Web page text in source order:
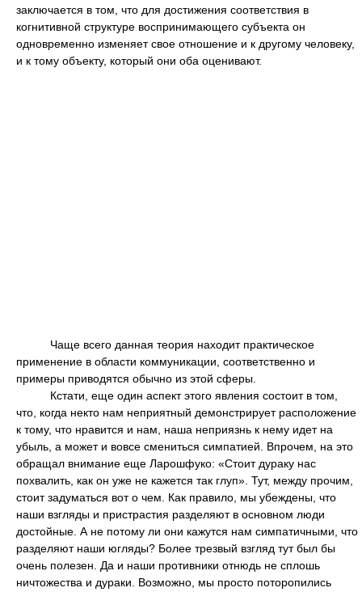
заключается в том, что для достижения соответствия в
когнитивной структуре воспринимающего субъекта он
одновременно изменяет свое отношение и к другому человеку,
и к тому объекту, который они оба оценивают.
Чаще всего данная теория находит практическое
применение в области коммуникации, соответственно и
примеры приводятся обычно из этой сферы.
Кстати, еще один аспект этого явления состоит в том,
что, когда некто нам неприятный демонстрирует расположение
к тому, что нравится и нам, наша неприязнь к нему идет на
убыль, а может и вовсе смениться симпатией. Впрочем, на это
обращал внимание еще Ларошфуко: «Стоит дураку нас
похвалить, как он уже не кажется так глуп». Тут, между прочим,
стоит задуматься вот о чем. Как правило, мы убеждены, что
наши взгляды и пристрастия разделяют в основном люди
достойные. А не потому ли они кажутся нам симпатичными, что
разделяют наши югляды? Более трезвый взгляд тут был бы
очень полезен. Да и наши противники отнюдь не сплошь
ничтожества и дураки. Возможно, мы просто поторопились